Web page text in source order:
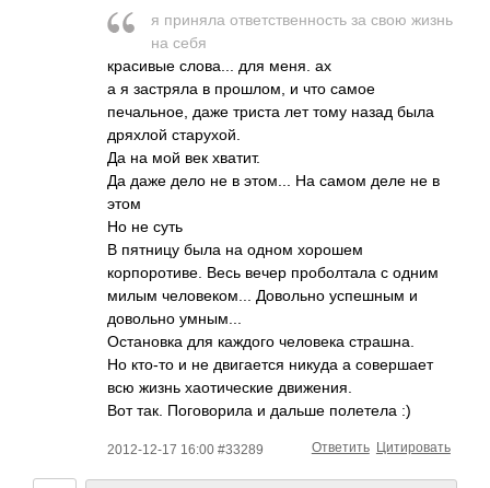
я приняла ответственность за свою жизнь
на себя
красивые слова... для меня. ах
а я застряла в прошлом, и что самое
печальное, даже триста лет тому назад была
дряхлой старухой.
Да на мой век хватит.
Да даже дело не в этом... На самом деле не в
этом
Но не суть
В пятницу была на одном хорошем
корпоротиве. Весь вечер проболтала с одним
милым человеком... Довольно успешным и
довольно умным...
Остановка для каждого человека страшна.
Но кто-то и не двигается никуда а совершает
всю жизнь хаотические движения.
Вот так. Поговорила и дальше полетела :)
2012-12-17 16:00 #33289 Цитировать
Ответить